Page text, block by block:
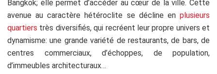
Bangkok; elle permet d’accéder au cœur de la ville. Cette
avenue au caractère hétéroclite se décline en plusieurs
quartiers très diversifiés, qui recréent leur propre univers et
dynamisme: une grande variété de restaurants, de bars, de
centres commerciaux, d’échoppes, de population,
d’immeubles architecturaux…